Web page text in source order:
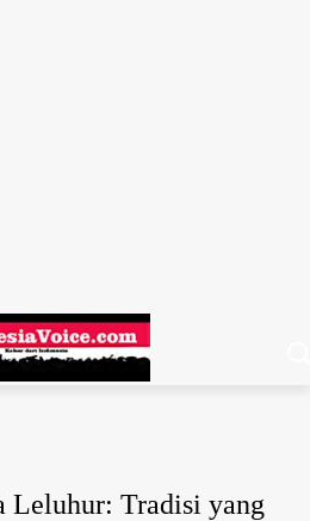
Leluhur: Tradisi yang